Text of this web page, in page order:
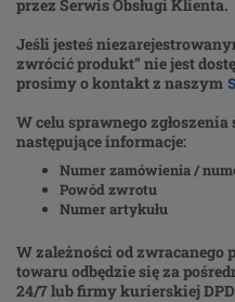
przez Serwis Obsługi Klienta.
Jeśli jesteś
zwrócić produkt” nie jest
prosimy o kontakt z naszym
W celu sprawnego
następujące informacje:
Numer zamówienia /
Powód zwrotu
Numer artykułu
W zależności od zwracanego
towaru odbędzie się za
24/7 lub firmy kurierskiej